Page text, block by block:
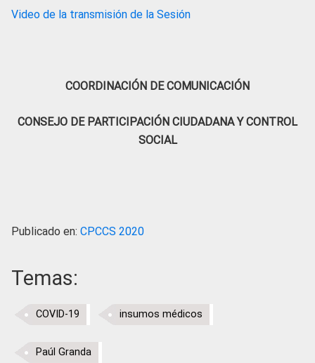
Video de la transmisión de la Sesión
COORDINACIÓN DE COMUNICACIÓN
CONSEJO DE PARTICIPACIÓN CIUDADANA Y CONTROL
SOCIAL
Publicado en: CPCCS 2020
Temas:
COVID-19 insumos médicos
Paúl Granda